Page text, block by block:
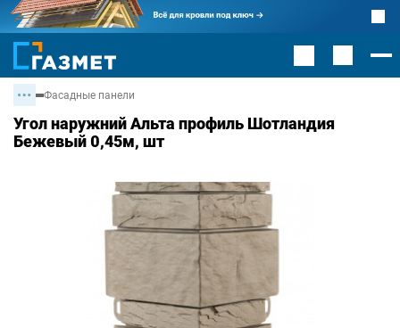
Фасадные панели
Угол наружний Альта профиль Шотландия
Бежевый 0,45м, шт